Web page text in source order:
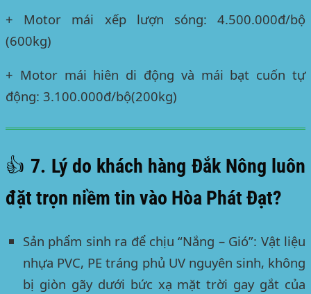
+ Motor mái xếp lượn sóng: 4.500.000đ/bộ
(600kg)
+ Motor mái hiên di động và mái bạt cuốn tự
động: 3.100.000đ/bộ(200kg)
👍 7. Lý do khách hàng Đắk Nông luôn
đặt trọn niềm tin vào Hòa Phát Đạt?
Sản phẩm sinh ra để chịu “Nắng – Gió”: Vật liệu
nhựa PVC, PE tráng phủ UV nguyên sinh, không
bị giòn gãy dưới bức xạ mặt trời gay gắt của